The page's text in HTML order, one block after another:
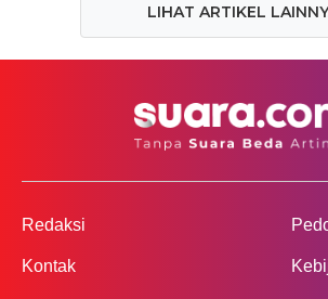
LIHAT ARTIKEL
Redaksi
Kontak